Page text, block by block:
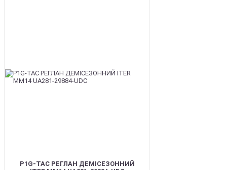
P1G-TAC РЕГЛАН ДЕМІСЕЗОННИЙ